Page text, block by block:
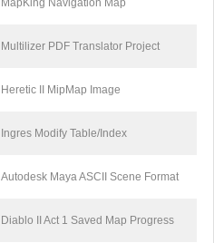
MapKing Navigation Map
Multilizer PDF Translator Project
Heretic II MipMap Image
Ingres Modify Table/Index
Autodesk Maya ASCII Scene Format
Diablo II Act 1 Saved Map Progress